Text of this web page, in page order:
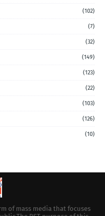
(102)
(7)
(32)
(149)
(123)
(22)
(103)
(126)
(10)
of mass media that focuses